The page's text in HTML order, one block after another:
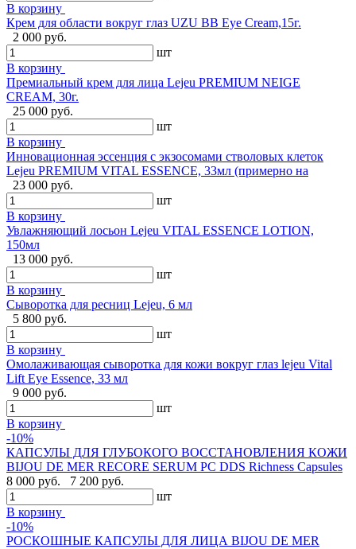
В корзину
Крем для области вокруг глаз UZU BB Eye Cream,15г.
2 000 руб.
шт
В корзину
Премиальный крем для лица Lejeu PREMIUM NEIGE
CREAM, 30г.
25 000 руб.
шт
В корзину
Инновационная эссенция с экзосомами стволовых клеток
Lejeu PREMIUM VITAL ESSENCE, 33мл (примерно на
23 000 руб.
шт
В корзину
Увлажняющий лосьон Lejeu VITAL ESSENCE LOTION,
150мл
13 000 руб.
шт
В корзину
Сыворотка для ресниц Lejeu, 6 мл
5 800 руб.
шт
В корзину
Омолаживающая сыворотка для кожи вокруг глаз lejeu Vital
Lift Eye Essence, 33 мл
9 000 руб.
шт
В корзину
-10%
КАПСУЛЫ ДЛЯ ГЛУБОКОГО ВОССТАНОВЛЕНИЯ КОЖИ
BIJOU DE MER RECORE SERUM PC DDS Richness Capsules
8 000 руб.
7 200 руб.
шт
В корзину
-10%
РОСКОШНЫЕ КАПСУЛЫ ДЛЯ ЛИЦА BIJOU DE MER